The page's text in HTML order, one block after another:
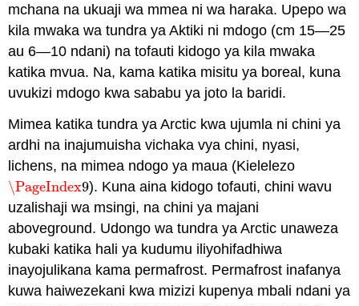
mchana na ukuaji wa mmea ni wa haraka. Upepo wa
kila mwaka wa tundra ya Aktiki ni mdogo (cm 15—25
au 6—10 ndani) na tofauti kidogo ya kila mwaka
katika mvua. Na, kama katika misitu ya boreal, kuna
uvukizi mdogo kwa sababu ya joto la baridi.
Mimea katika tundra ya Arctic kwa ujumla ni chini ya
ardhi na inajumuisha vichaka vya chini, nyasi,
lichens, na mimea ndogo ya maua (Kielelezo
\PageIndex9
\PageIndex9). Kuna aina kidogo tofauti, chini wavu
uzalishaji wa msingi, na chini ya majani
aboveground. Udongo wa tundra ya Arctic unaweza
kubaki katika hali ya kudumu iliyohifadhiwa
inayojulikana kama permafrost. Permafrost inafanya
kuwa haiwezekani kwa mizizi kupenya mbali ndani ya